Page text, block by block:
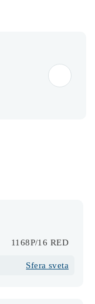
1168P/16 RED
Sfera sveta